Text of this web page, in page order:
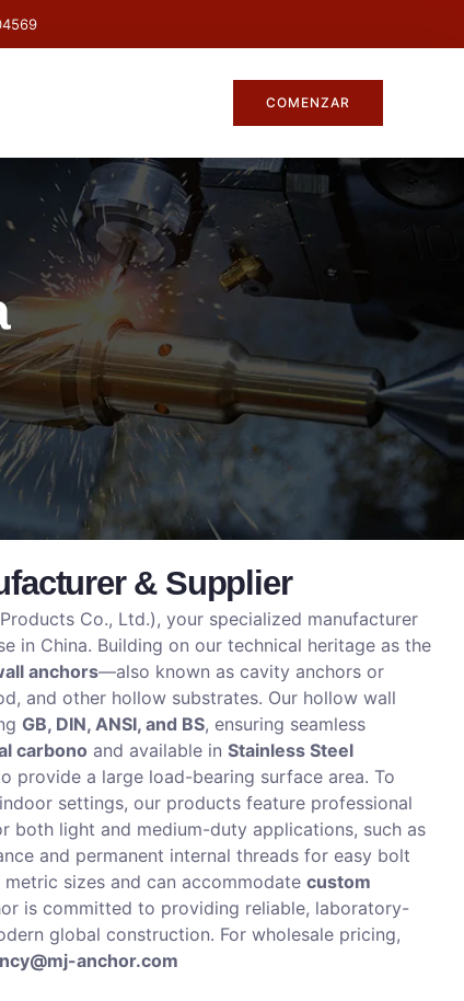
COMENZAR
& Supplier
Co., Ltd.), your specialized manufacturer
in China. Building on our technical heritage as the
anchors—also known as cavity anchors or
and other hollow substrates. Our hollow wall
GB, DIN, ANSI, and BS, ensuring seamless
carbono and available in Stainless Steel
provide a large load-bearing surface area. To
settings, our products feature professional
both light and medium-duty applications, such as
and permanent internal threads for easy bolt
sizes and can accommodate custom
is committed to providing reliable, laboratory-
global construction. For wholesale pricing,
anchor.com